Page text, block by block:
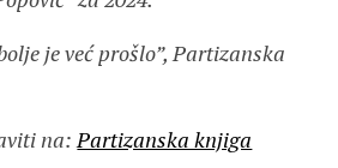
je već prošlo”, Partizanska
na:Partizanska knjiga